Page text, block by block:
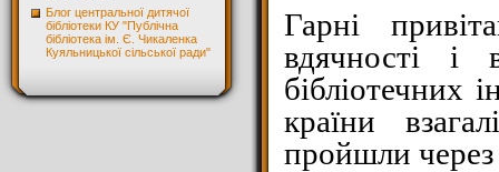
Блог центральної дитячої
бібліотеки КУ "Публічна
бібліотека ім. Є. Чикаленка
Куяльницької сільської ради"
Гарні
вдячності і
бібліотечних
країни
пройшли